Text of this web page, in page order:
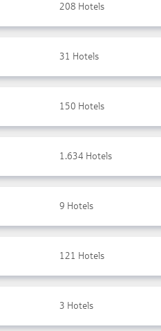
208 Hotels
31 Hotels
150 Hotels
1.634 Hotels
9 Hotels
121 Hotels
3 Hotels